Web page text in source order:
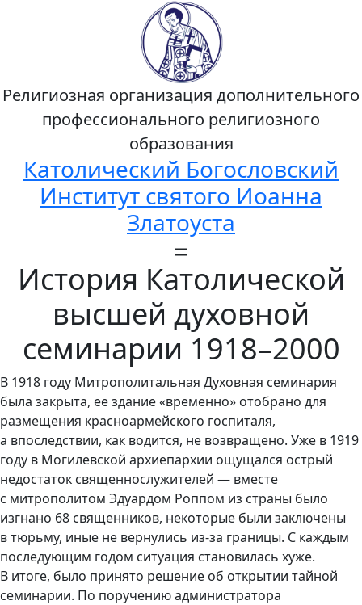
Религиозная организация дополнительного
профессионального религиозного
образования
Католический Богословский
Институт святого Иоанна
Златоуста
История Католической
высшей духовной
семинарии 1918–2000
В 1918 году Митрополитальная Духовная семинария
была закрыта, ее здание «временно» отобрано для
размещения красноармейского госпиталя,
а впоследствии, как водится, не возвращено. Уже в 1919
году в Могилевской архиепархии ощущался острый
недостаток священнослужителей — вместе
с митрополитом Эдуардом Роппом из страны было
изгнано 68 священников, некоторые были заключены
в тюрьму, иные не вернулись из-за границы. С каждым
последующим годом ситуация становилась хуже.
В итоге, было принято решение об открытии тайной
семинарии. По поручению администратора